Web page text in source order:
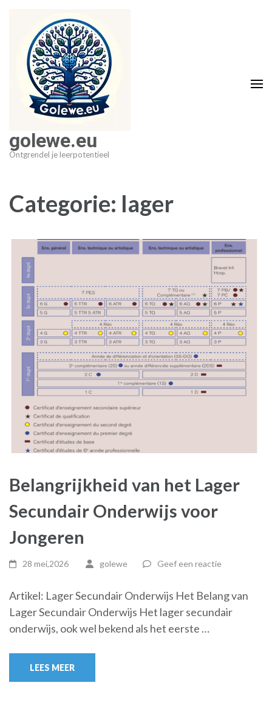
inhoud
golewe.eu
Ontgrendel je leerpotentieel
Categorie: lager
Belangrijkheid van het Lager
Secundair Onderwijs voor
Jongeren
28 mei,2026 golewe Geef een reactie
Artikel: Lager Secundair Onderwijs Het Belang van
Lager Secundair Onderwijs Het lager secundair
onderwijs, ook wel bekend als het eerste …
LEES MEER